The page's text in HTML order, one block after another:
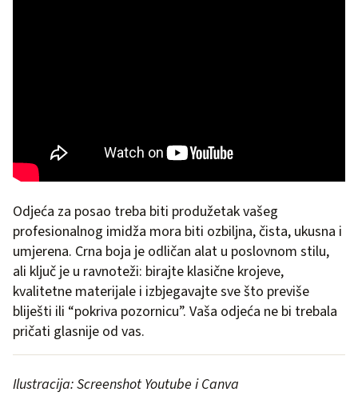
Odjeća za posao treba biti produžetak vašeg
profesionalnog imidža mora biti ozbiljna, čista, ukusna i
umjerena. Crna boja je odličan alat u poslovnom stilu,
ali ključ je u ravnoteži: birajte klasične krojeve,
kvalitetne materijale i izbjegavajte sve što previše
bliješti ili “pokriva pozornicu”. Vaša odjeća ne bi trebala
pričati glasnije od vas.
Ilustracija: Screenshot Youtube i Canva